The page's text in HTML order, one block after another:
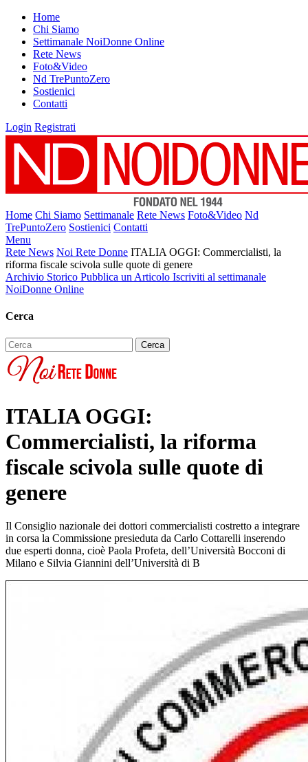
Home
Chi Siamo
Settimanale NoiDonne Online
Rete News
Foto&Video
Nd TrePuntoZero
Sostienici
Contatti
Login Registrati
Home Chi Siamo Settimanale Rete News Foto&Video Nd
TrePuntoZero Sostienici Contatti
Menu
Rete News Noi Rete Donne ITALIA OGGI: Commercialisti, la
riforma fiscale scivola sulle quote di genere
Archivio Storico Pubblica un Articolo Iscriviti al settimanale
NoiDonne Online
Cerca
ITALIA OGGI:
Commercialisti, la riforma
fiscale scivola sulle quote di
genere
Il Consiglio nazionale dei dottori commercialisti costretto a integrare
in corsa la Commissione presieduta da Carlo Cottarelli inserendo
due esperti donna, cioè Paola Profeta, dell’Università Bocconi di
Milano e Silvia Giannini dell’Università di B